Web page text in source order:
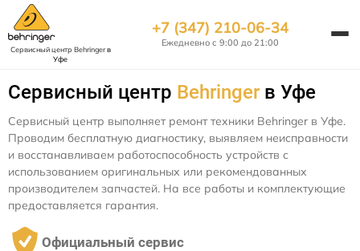
Сервисный центр Behringerв
Уфе
+7 (347) 210-06-34
Ежедневно с 9:00 до 21:00
Сервисный центр Behringer в Уфе
Сервисный центр выполняет ремонт техники Behringer в Уфе.
Проводим бесплатную диагностику, выявляем неисправности
и восстанавливаем работоспособность устройств с
использованием оригинальных или рекомендованных
производителем запчастей. На все работы и комплектующие
предоставляется гарантия.
Официальный сервис